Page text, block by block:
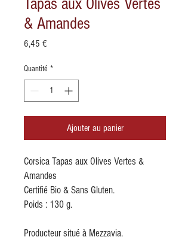
Tapas aux Olives Vertes
& Amandes
6,45 €Prix
Quantité *
Ajouter au panier
Corsica Tapas aux Olives Vertes &
Amandes
Certifié Bio & Sans Gluten.
Poids : 130 g.
Producteur situé à Mezzavia.